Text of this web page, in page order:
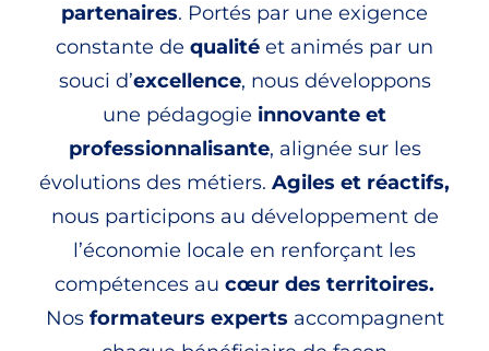
partenaires. Portés par une exigence
constante de qualité et animés par un
souci d’excellence, nous développons
une pédagogie innovante et
professionnalisante, alignée sur les
évolutions des métiers. Agiles et réactifs,
nous participons au développement de
l’économie locale en renforçant les
compétences au cœur des territoires.
Nos formateurs experts accompagnent